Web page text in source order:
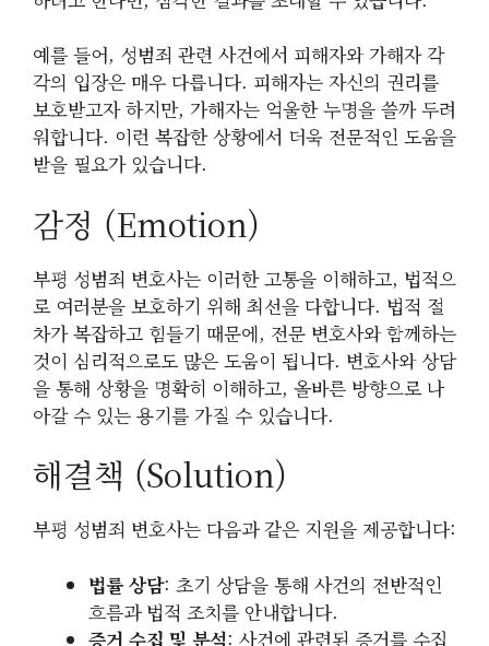
예를 들어, 성범죄 관련 사건에서 피해자와 가해자 각
각의 입장은 매우 다릅니다. 피해자는 자신의 권리를
보호받고자 하지만, 가해자는 억울한 누명을 쓸까 두려
워합니다. 이런 복잡한 상황에서 더욱 전문적인 도움을
받을 필요가 있습니다.
감정 (Emotion)
부평 성범죄 변호사는 이러한 고통을 이해하고, 법적으
로 여러분을 보호하기 위해 최선을 다합니다. 법적 절
차가 복잡하고 힘들기 때문에, 전문 변호사와 함께하는
것이 심리적으로도 많은 도움이 됩니다. 변호사와 상담
을 통해 상황을 명확히 이해하고, 올바른 방향으로 나
아갈 수 있는 용기를 가질 수 있습니다.
해결책 (Solution)
부평 성범죄 변호사는 다음과 같은 지원을 제공합니다:
법률 상담: 초기 상담을 통해 사건의 전반적인
흐름과 법적 조치를 안내합니다.
증거 수집 및 분석: 사건에 관련된 증거를 수집